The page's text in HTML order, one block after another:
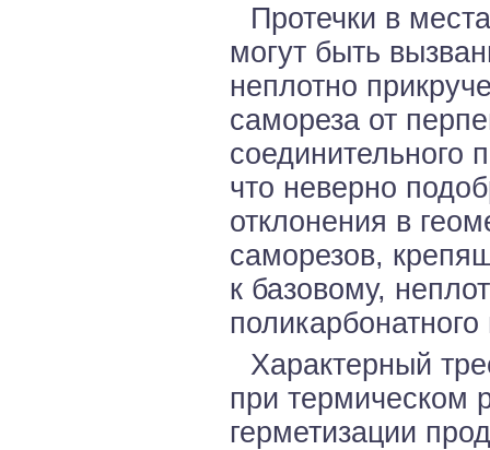
Протечки в
могут быть
неплотно
самореза от
соединительного
что неверно
отклонения в
саморезов,
к базовому,
Характерный
при термическом
герметизации